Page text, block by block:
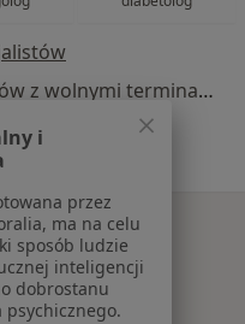
Brak dostępnych specjalistów z wolnymi terminami w tym centrum medycznym.
i
przez
ma na celu
sposób ludzie
inteligencji
dobrostanu